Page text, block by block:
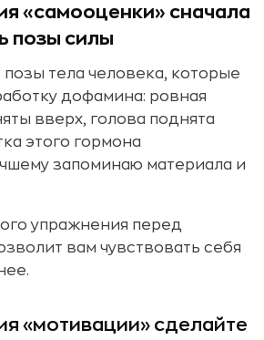
«самооценки» сначала
позы силы
тела человека, которые
дофамина: ровная
вверх, голова поднята
этого гормона
запоминаю материала и
упражнения перед
вам чувствовать себя
«мотивации» сделайте